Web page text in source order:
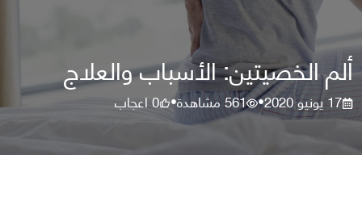
ألم الخصيتين: الأسباب والعلاج
17 يونيو 2020 •
561مشاهدة•
0اعجاب